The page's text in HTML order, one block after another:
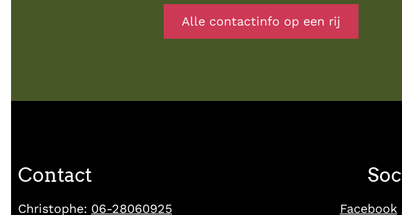
Alle contactinfo op een rij
Contact
Christophe: 06-28060925 Facebook